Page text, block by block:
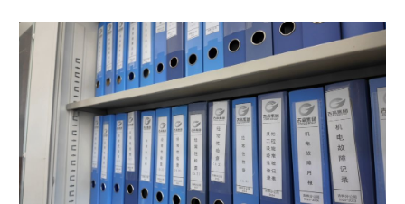
English Español Français عربى
Русский язык 日本語 한국어
Deutsch Português